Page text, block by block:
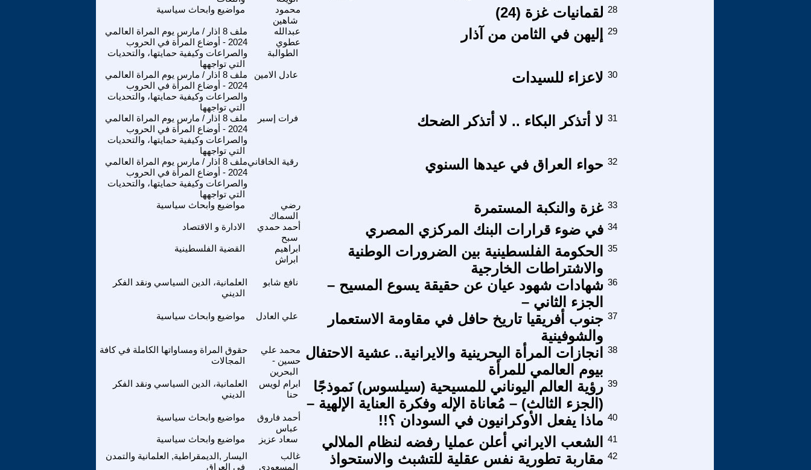
مواضيع وابحاث سياسية
محمود
شاهين
لقمانيات غزة (24) 28
ملف 8 اذار / مارس يوم المراة العالمي
2024 - أوضاع المرأة في الحروب
والصراعات وكيفية حمايتها، والتحديات
التي تواجهها
عبدالله
عطوي
الطوالبة
إليهن في الثامن من آذار 29
ملف 8 اذار / مارس يوم المراة العالمي
2024 - أوضاع المرأة في الحروب
والصراعات وكيفية حمايتها، والتحديات
التي تواجهها
عادل الامين لاعزاء للسيدات 30
ملف 8 اذار / مارس يوم المراة العالمي
2024 - أوضاع المرأة في الحروب
والصراعات وكيفية حمايتها، والتحديات
التي تواجهها
فرات إسبر لا أتذكر البكاء .. لا أتذكر الضحك 31
ملف 8 اذار / مارس يوم المراة العالمي
2024 - أوضاع المرأة في الحروب
والصراعات وكيفية حمايتها، والتحديات
التي تواجهها
رقية الخاقاني حواء العراق في عيدها السنوي 32
مواضيع وابحاث سياسية
رضي
السماك
غزة والنكبة المستمرة 33
الادارة و الاقتصاد
أحمد حمدي
سبح
في ضوء قرارات البنك المركزي المصري 34
القضية الفلسطينية
ابراهيم
ابراش
الحكومة الفلسطينية بين الضرورات الوطنية
والاشتراطات الخارجية
35
العلمانية، الدين السياسي ونقد الفكر
الديني
نافع شابو
شهادات شهود عيان عن حقيقة يسوع المسيح –
الجزء الثاني –
36
مواضيع وابحاث سياسية علي العادل
جنوب أفريقيا تاريخ حافل في مقاومة الاستعمار
والشوفينية
37
حقوق المراة ومساواتها الكاملة في كافة
المجالات
محمد علي
حسين -
البحرين
انجازات المرأة البحرينية والايرانية.. عشية الاحتفال
بيوم العالمي للمرأة
38
العلمانية، الدين السياسي ونقد الفكر
الديني
ابرام لويس
حنا
رؤية العالم اليوناني للمسيحية (سيلسوس) نَموذجًا
(الجزء الثالث) – مُعاناة الإله وفكرة العناية الإلهية –
39
مواضيع وابحاث سياسية
أحمد فاروق
عباس
ماذا يفعل الأوكرانيون في السودان ؟!! 40
مواضيع وابحاث سياسية سعاد عزيز الشعب الايراني أعلن عمليا رفضه لنظام الملالي
41
اليسار ,الديمقراطية, العلمانية والتمدن
في العراق
غالب
المسعودي
مقاربة تطورية نفس عقلية للتشبث والاستحواذ 42